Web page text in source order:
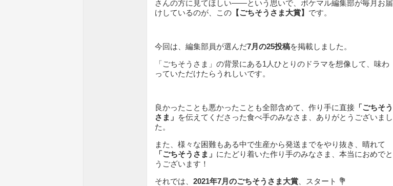
さんの方に見てほしい——という思いで、ポケマル編集部が毎月お届
けしているのが、この 【ごちそうさま大賞】 です。
今回は、編集部員が選んだ7月の25投稿を掲載しました。
「ごちそうさま」の背景にある1人ひとりのドラマを想像して、味わ
っていただけたらうれしいです。
良かったことも悪かったことも全部含めて、作り手に直接 「ごちそう
さま」 を伝えてくださった食べ手のみなさま、ありがとうございまし
た。
また、様々な困難もある中で生産から発送までをやり抜き、晴れて
「ごちそうさま」 にたどり着いた作り手のみなさま、本当におめでと
うございます！
それでは、 2021年7月のごちそうさま大賞 、スタート 💐